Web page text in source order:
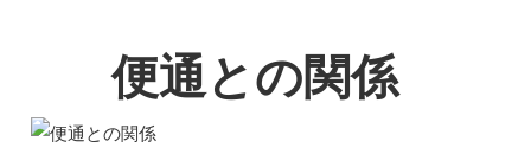
便通との関係